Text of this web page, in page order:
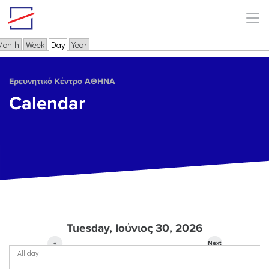
Skip to main content
Primary tabs
Week Day(active tab)
Year
Ερευνητικό Κέντρο ΑΘΗΝΑ
Calendar
Tuesday, Ιούνιος 30, 2026
«
Next
All day